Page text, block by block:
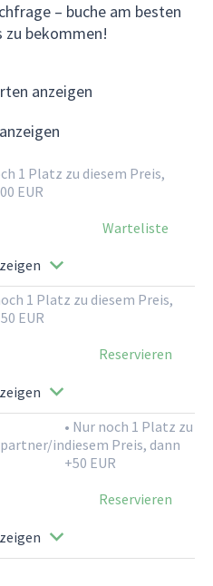
– buche am besten
zu bekommen!
anzeigen
1 Platz zu diesem Preis,
EUR
Warteliste
1 Platz zu diesem Preis,
EUR
Reservieren
in
• Nur noch 1 Platz zu
diesem Preis, dann
+50 EUR
Reservieren